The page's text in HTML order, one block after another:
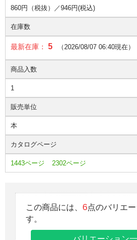
860円（税抜）／946円(税込)
在庫数
最新在庫： 5 （2026/08/07 06:40現在）
商品入数
1
販売単位
本
カタログページ
1443ページ 2302ページ
この商品には、 6点のバリエ
す。